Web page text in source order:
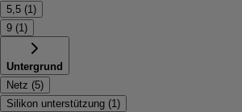
5,5 (1)
9 (1)
Untergrund
Netz (5)
Silikon unterstützung (1)